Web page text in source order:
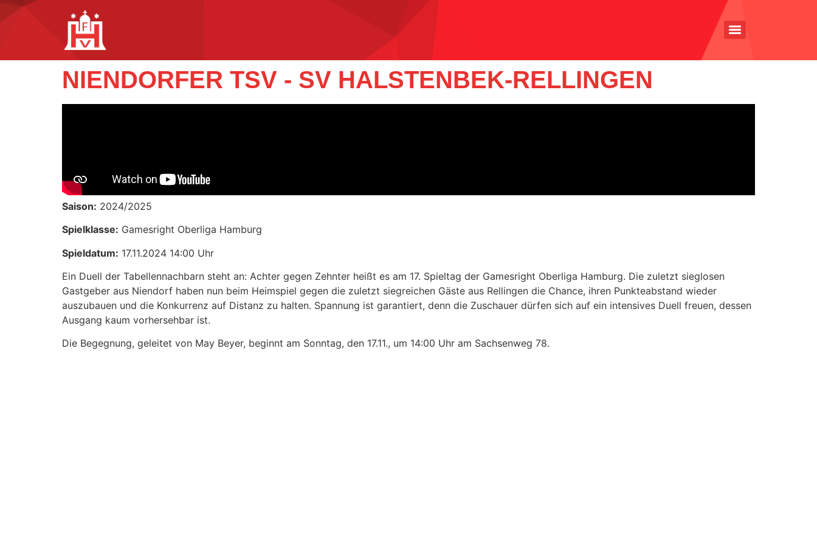
NIENDORFER TSV - SV HALSTENBEK-RELLINGEN
Saison: 2024/2025
Spielklasse: Gamesright Oberliga Hamburg
Spieldatum: 17.11.2024 14:00 Uhr
Ein Duell der Tabellennachbarn steht an: Achter gegen Zehnter heißt es am 17. Spieltag der Gamesright Oberliga Hamburg. Die zuletzt sieglosen
Gastgeber aus Niendorf haben nun beim Heimspiel gegen die zuletzt siegreichen Gäste aus Rellingen die Chance, ihren Punkteabstand wieder
auszubauen und die Konkurrenz auf Distanz zu halten. Spannung ist garantiert, denn die Zuschauer dürfen sich auf ein intensives Duell freuen, dessen
Ausgang kaum vorhersehbar ist.
Die Begegnung, geleitet von May Beyer, beginnt am Sonntag, den 17.11., um 14:00 Uhr am Sachsenweg 78.